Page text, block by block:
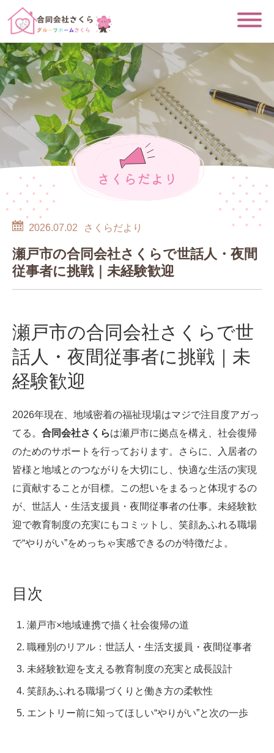
さくらだより
2026.07.02 さくらだより
瀬戸市の合同会社さくらで世話人・夜間
従事者に挑戦｜未経験歓迎
瀬戸市の合同会社さくらで世
話人・夜間従事者に挑戦｜未
経験歓迎
2026年現在、地域密着の福祉現場はマジで注目度アガっ
てる。 合同会社さくらは瀬戸市に拠点を構え、社会復帰
のためのサポートを行っております。さらに、入居者の
皆様と地域とのつながりを大切にし、快適な生活の実現
に貢献することが目標。この想いをまるっと体現するの
が、世話人・生活支援員・夜間従事者の仕事。未経験歓
迎で教育制度の充実にもコミットし、笑顔あふれる職場
で“やりがい”をめっちゃ実感できるのが特徴だよ。
目次
瀬戸市×地域連携で描く社会復帰の道
職種別のリアル：世話人・生活支援員・夜間従事者
未経験歓迎を支える教育制度の充実と成長設計
笑顔あふれる職場づくりと働き方の柔軟性
エントリー前に知ってほしい“やりがい”と次の一歩